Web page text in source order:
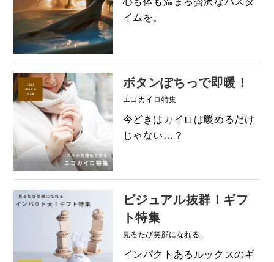
イムを。
ボタンぽちっで即暖！
エコカイロ特集
今どきはカイロは暖めるだけ
じゃない…？
ビジュアル抜群！ギフ
ト特集
見るたび笑顔になれる。
インパクトあるルックスのギ